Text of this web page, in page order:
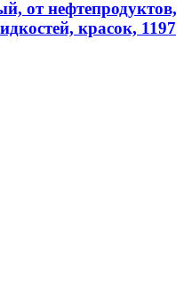
от нефтепродуктов,
красок, 1197